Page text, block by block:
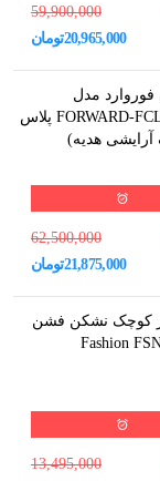
59,900,000
20,965,000تومان
مدل
FORWARD-FCLT818PLUS پلاس
هدیه)
62,500,000
21,875,000تومان
کوچک نشکن فشن
13,495,000